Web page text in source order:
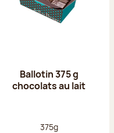
Ballotin 375 g
chocolats au lait
Poids net :
375g